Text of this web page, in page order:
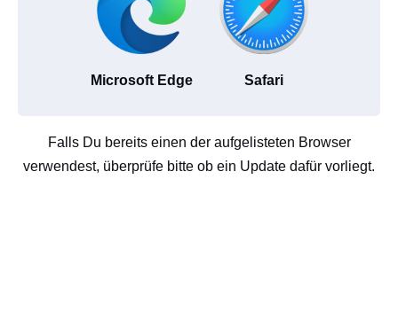
Microsoft Edge Safari
Falls Du bereits einen der aufgelisteten Browser
verwendest, überprüfe bitte ob ein Update dafür vorliegt.